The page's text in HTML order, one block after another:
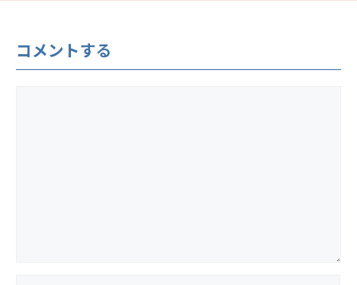
コメントする